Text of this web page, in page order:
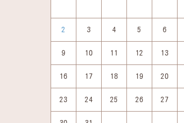
2 3 4 5 6
9 10 11 12 13
16 17 18 19 20
23 24 25 26 27